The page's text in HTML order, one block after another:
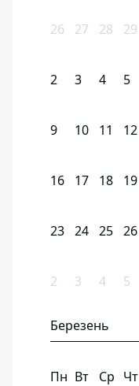
26 27 28 29
2 3 4 5
9 10 11 12
16 17 18 19
23 24 25 26
2 3 4 5
Березень
Пн Вт Ср Чт